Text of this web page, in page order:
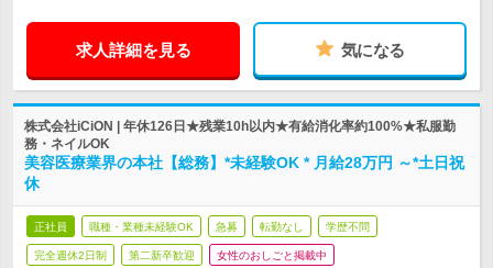
求人詳細を見る 気になる
株式会社iCiON | 年休126日★残業10h以内★有給消化率約100%★私服勤
務・ネイルOK
美容医療業界の本社【総務】*未経験OK * 月給28万円 ～*土日祝
休
正社員 職種・業種未経験OK 急募 転勤なし 学歴不問
完全週休2日制 第二新卒歓迎 女性のおしごと掲載中